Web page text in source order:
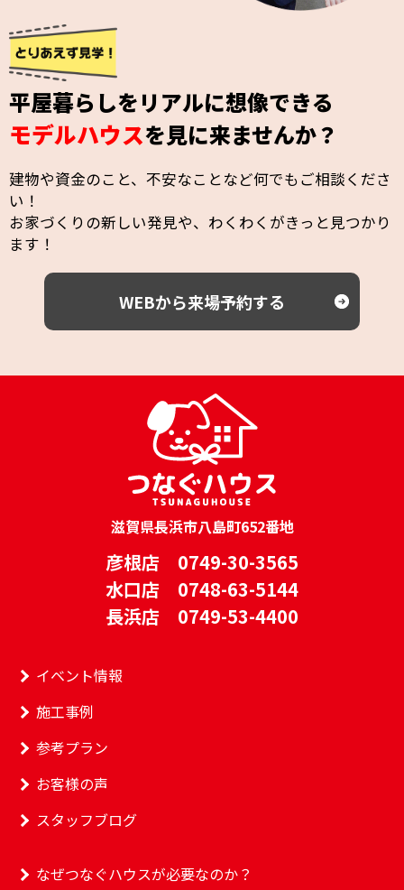
平屋暮らしをリアルに想像できる
モデルハウスを見に来ませんか？
建物や資金のこと、不安なことなど何でもご相談くださ
い！
お家づくりの新しい発見や、わくわくがきっと見つかり
ます！
WEBから来場予約する
滋賀県長浜市八島町652番地
彦根店 0749-30-3565
水口店 0748-63-5144
長浜店 0749-53-4400
イベント情報
施工事例
参考プラン
お客様の声
スタッフブログ
なぜつなぐハウスが必要なのか？